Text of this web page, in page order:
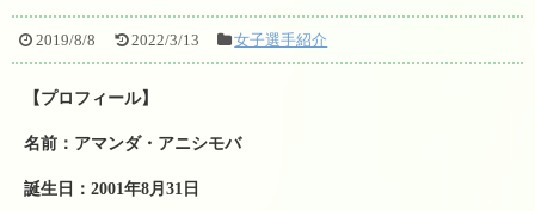
2019/8/8 2022/3/13 女子選手紹介
【プロフィール】
名前：アマンダ・アニシモバ
誕生日：2001年8月31日
ガット張り替え
テニスレッスンについて
レッスン規定